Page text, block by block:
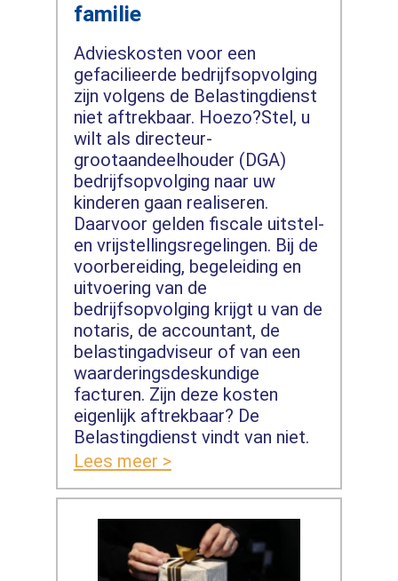
familie
Advieskosten voor een
gefacilieerde bedrijfsopvolging
zijn volgens de Belastingdienst
niet aftrekbaar. Hoezo?Stel, u
wilt als directeur-
grootaandeelhouder (DGA)
bedrijfsopvolging naar uw
kinderen gaan realiseren.
Daarvoor gelden fiscale uitstel-
en vrijstellingsregelingen. Bij de
voorbereiding, begeleiding en
uitvoering van de
bedrijfsopvolging krijgt u van de
notaris, de accountant, de
belastingadviseur of van een
waarderingsdeskundige
facturen. Zijn deze kosten
eigenlijk aftrekbaar? De
Belastingdienst vindt van niet.
Lees meer >